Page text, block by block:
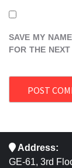
SAVE MY
FOR THE
Address:
GE-61, 3rd